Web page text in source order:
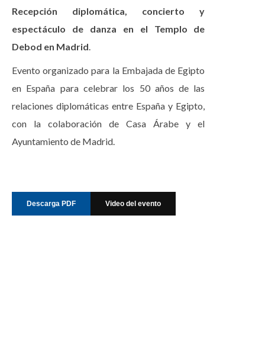
Recepción diplomática, concierto y
espectáculo de danza en el Templo de
Debod en Madrid.
Evento organizado para la Embajada de Egipto
en España para celebrar los 50 años de las
relaciones diplomáticas entre España y Egipto,
con la colaboración de Casa Árabe y el
Ayuntamiento de Madrid.
Descarga PDF Video del evento